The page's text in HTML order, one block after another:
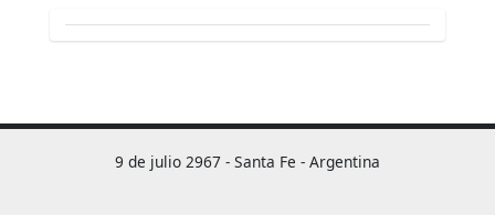
9 de julio 2967 - Santa Fe - Argentina